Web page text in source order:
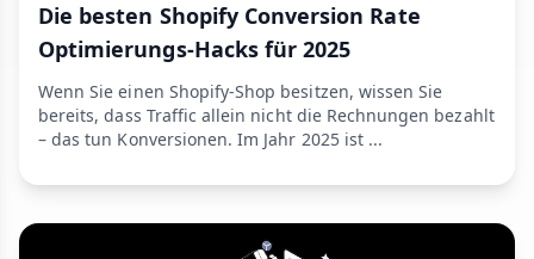
Die besten Shopify Conversion Rate
Optimierungs-Hacks für 2025
Wenn Sie einen Shopify-Shop besitzen, wissen Sie
bereits, dass Traffic allein nicht die Rechnungen bezahlt
– das tun Konversionen. Im Jahr 2025 ist ...